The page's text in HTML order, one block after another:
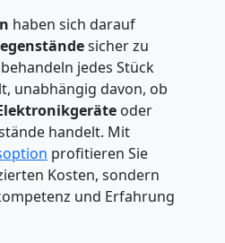
haben sich darauf
sicher zu
jedes Stück
unabhängig davon, ob
oder
handelt. Mit
profitieren Sie
Kosten, sondern
und Erfahrung